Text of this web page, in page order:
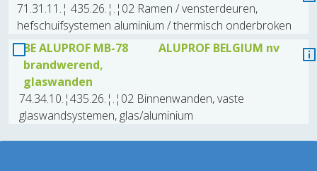
71.31.11.¦ 435.26.¦.¦02 Ramen / vensterdeuren,
hefschuifsystemen aluminium / thermisch onderbroken
BE ALUPROF MB-78
brandwerend,
glaswanden
ALUPROF BELGIUM nv
74.34.10.¦435.26.¦.¦02 Binnenwanden, vaste
glaswandsystemen, glas/aluminium